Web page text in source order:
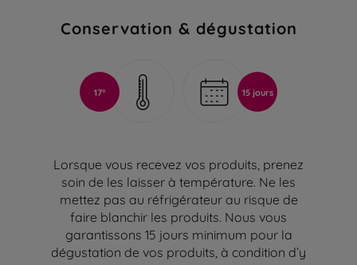
Conservation & dégustation
17° 15 jours
Lorsque vous recevez vos produits, prenez
soin de les laisser à température. Ne les
mettez pas au réfrigérateur au risque de
faire blanchir les produits. Nous vous
garantissons 15 jours minimum pour la
dégustation de vos produits, à condition d’y